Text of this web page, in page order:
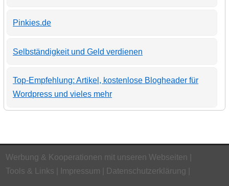
Pinkies.de
Selbständigkeit und Geld verdienen
Top-Empfehlung: Artikel, kostenlose Blogheader für
Wordpress und vieles mehr
Werbung & Kooperationen mit unseren Webseiten
Tools & Links
Impressum Datenschutzerklärung